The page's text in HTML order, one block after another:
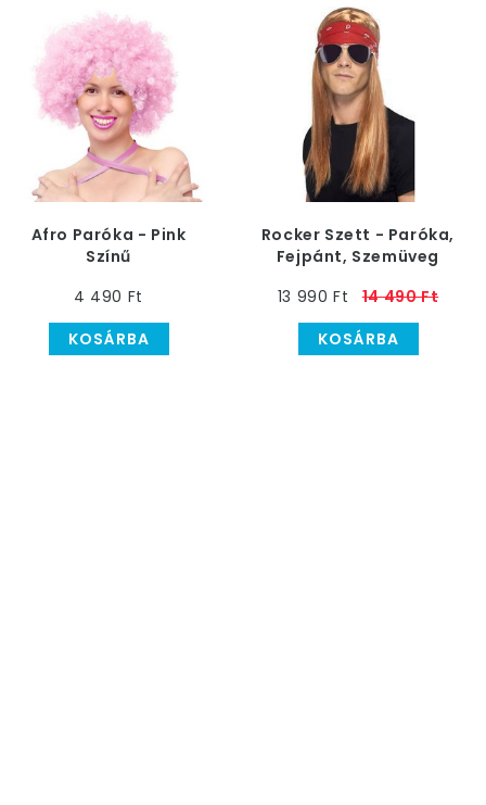
Afro Paróka - Pink
Színű
4 490 Ft
KOSÁRBA
Rocker Szett - Paróka,
Fejpánt, Szemüveg
13 990 Ft
14 490 Ft
KOSÁRBA